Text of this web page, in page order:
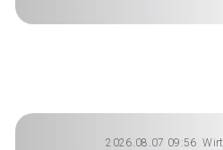
2026.08.07 09:56